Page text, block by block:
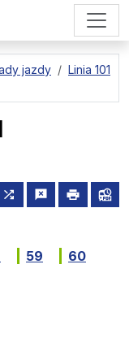
jazdy
Linia 101
przystanku na mapie
odjazdy z tego
wszystkie linie
zgłośdrukuj
59
60